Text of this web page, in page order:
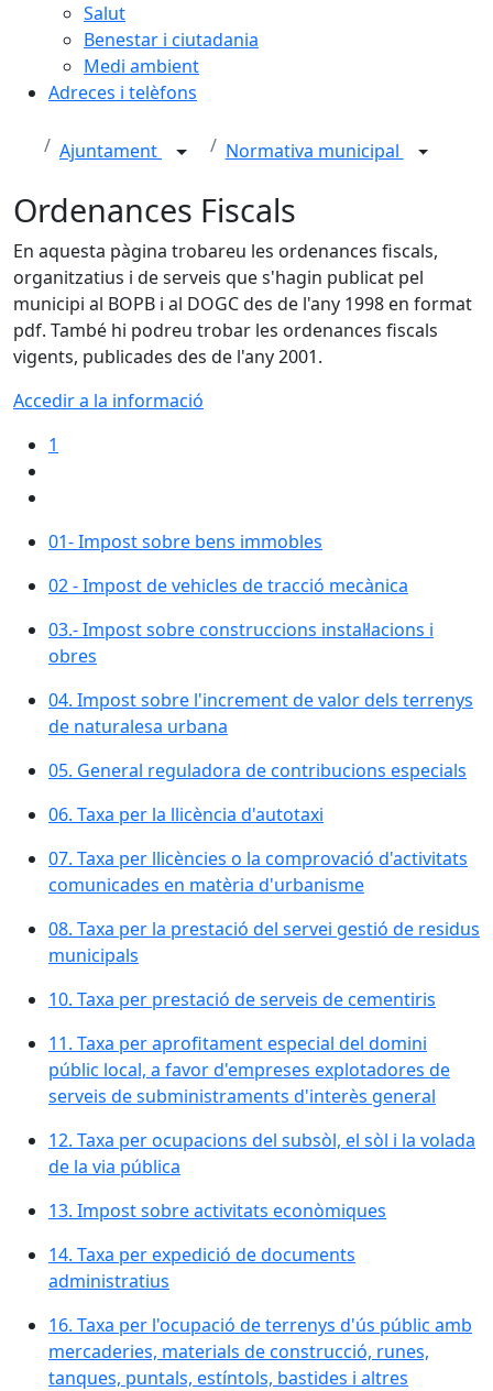
Salut
Benestar i ciutadania
Medi ambient
Adreces i telèfons
Ajuntament Normativa municipal
Ordenances Fiscals
En aquesta pàgina trobareu les ordenances fiscals,
organitzatius i de serveis que s'hagin publicat pel
municipi al BOPB i al DOGC des de l'any 1998 en format
pdf. També hi podreu trobar les ordenances fiscals
vigents, publicades des de l'any 2001.
Accedir a la informació
1
01- Impost sobre bens immobles
02 - Impost de vehicles de tracció mecànica
03.- Impost sobre construccions instal·lacions i
obres
04. Impost sobre l'increment de valor dels terrenys
de naturalesa urbana
05. General reguladora de contribucions especials
06. Taxa per la llicència d'autotaxi
07. Taxa per llicències o la comprovació d'activitats
comunicades en matèria d'urbanisme
08. Taxa per la prestació del servei gestió de residus
municipals
10. Taxa per prestació de serveis de cementiris
11. Taxa per aprofitament especial del domini
públic local, a favor d'empreses explotadores de
serveis de subministraments d'interès general
12. Taxa per ocupacions del subsòl, el sòl i la volada
de la via pública
13. Impost sobre activitats econòmiques
14. Taxa per expedició de documents
administratius
16. Taxa per l'ocupació de terrenys d'ús públic amb
mercaderies, materials de construcció, runes,
tanques, puntals, estíntols, bastides i altres